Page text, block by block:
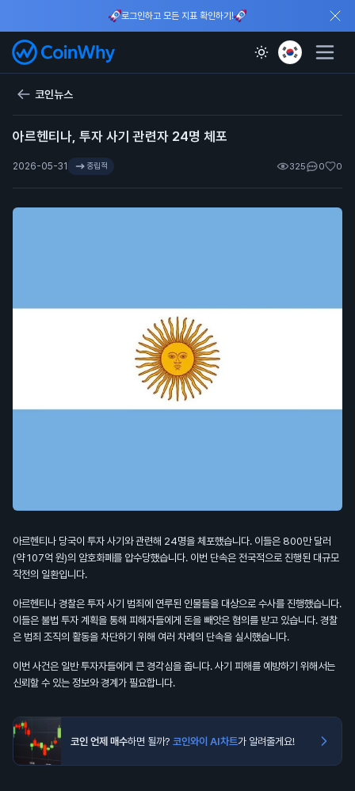
로그인하고 모든 지표 확인하기!
코인뉴스
아르헨티나, 투자 사기 관련자 24명 체포
2026-05-31 중립적 325 0 0
아르헨티나 당국이 투자 사기와 관련해 24명을 체포했습니다. 이들은 800만 달러
(약 107억 원)의 암호화폐를 압수당했습니다. 이번 단속은 전국적으로 진행된 대규모
작전의 일환입니다.
아르헨티나 경찰은 투자 사기 범죄에 연루된 인물들을 대상으로 수사를 진행했습니다.
이들은 불법 투자 계획을 통해 피해자들에게 돈을 빼앗은 혐의를 받고 있습니다. 경찰
은 범죄 조직의 활동을 차단하기 위해 여러 차례의 단속을 실시했습니다.
이번 사건은 일반 투자자들에게 큰 경각심을 줍니다. 사기 피해를 예방하기 위해서는
신뢰할 수 있는 정보와 경계가 필요합니다.
코인 언제 매수하면 될까? 코인와이 AI차트가 알려줄게요!